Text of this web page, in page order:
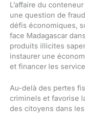
L’affaire du
une question de
défis économiques,
face Madagascar
produits illicites
instaurer une
et financer les
Au-delà des pertes
criminels et favorise
des citoyens dans